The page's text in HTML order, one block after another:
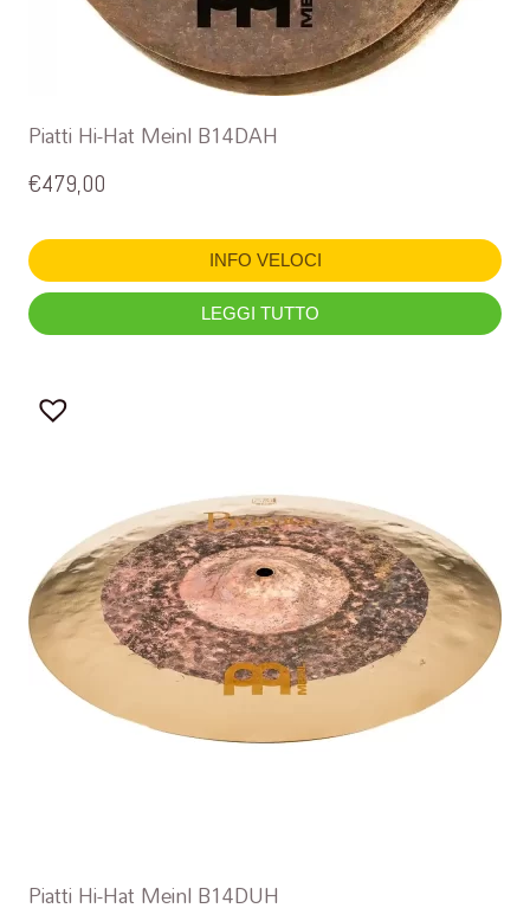
Piatti Hi-Hat Meinl B14DAH
€479,00
INFO VELOCI
LEGGI TUTTO
Piatti Hi-Hat Meinl B14DUH